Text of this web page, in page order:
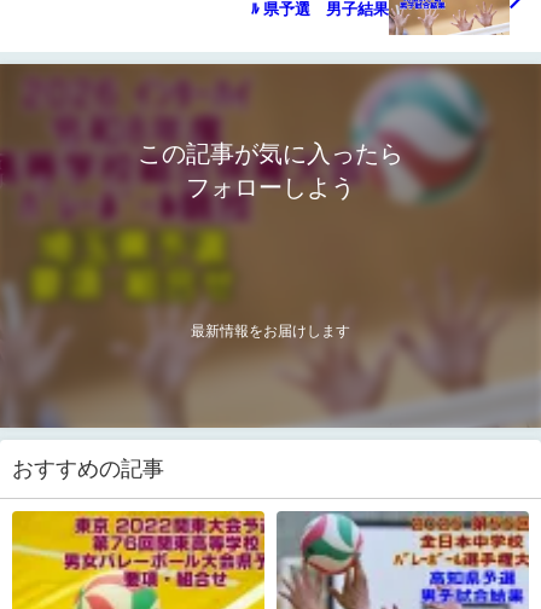
ﾙ 県予選 男子結果
この記事が気に入ったら
フォローしよう
最新情報をお届けします
おすすめの記事